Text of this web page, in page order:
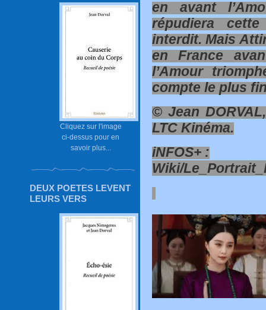
Cliquez sur l'image
ci-dessus pour en
savoir plus...
DEUX POETES LEVENT
LEURS VERS
en avant
répudiera
interdit. Mais
en France
l’Amour
compte le plus
© Jean
LTC Kinéma.
iNFOS+ :
Wiki/